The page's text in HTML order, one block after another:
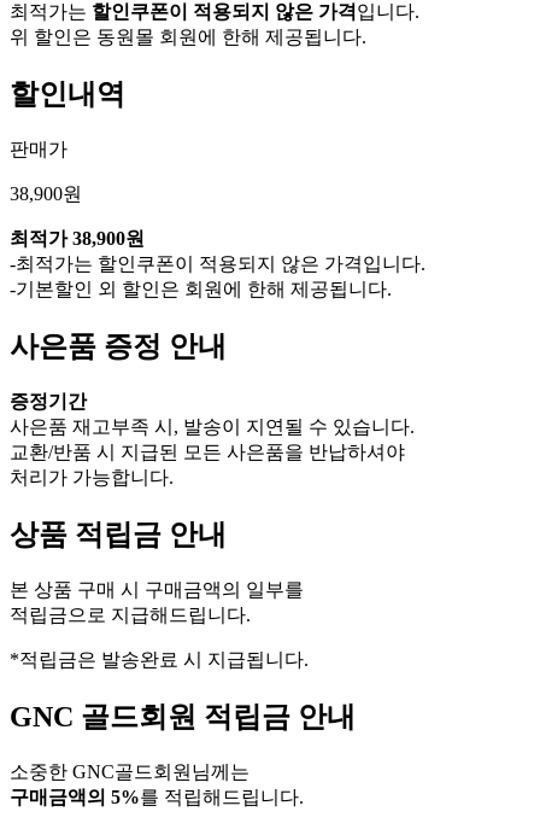
최적가는 할인쿠폰이 적용되지 않은 가격입니다.
위 할인은 동원몰 회원에 한해 제공됩니다.
할인내역
판매가
38,900원
최적가 38,900원
-최적가는 할인쿠폰이 적용되지 않은 가격입니다.
-기본할인 외 할인은 회원에 한해 제공됩니다.
사은품 증정 안내
증정기간
사은품 재고부족 시, 발송이 지연될 수 있습니다.
교환/반품 시 지급된 모든 사은품을 반납하셔야
처리가 가능합니다.
상품 적립금 안내
본 상품 구매 시 구매금액의 일부를
적립금으로 지급해드립니다.
*적립금은 발송완료 시 지급됩니다.
GNC 골드회원 적립금 안내
소중한 GNC골드회원님께는
구매금액의 5%를 적립해드립니다.